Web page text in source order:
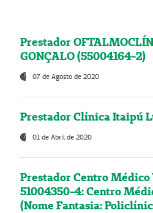
Prestador
GONÇALO (55004164-2)
07 de Agosto de 2020
Prestador Clínica Itaipú
01 de Abril de 2020
Prestador Centro
51004350-4: Centro
(Nome Fantasia: